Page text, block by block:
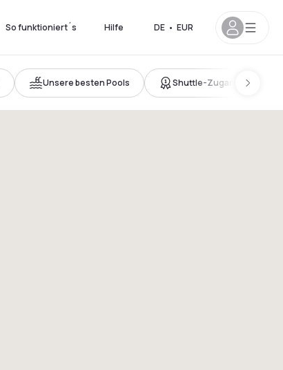
So funktioniert´s Hilfe DE • EUR
Unsere besten Pools Shuttle-Zugang